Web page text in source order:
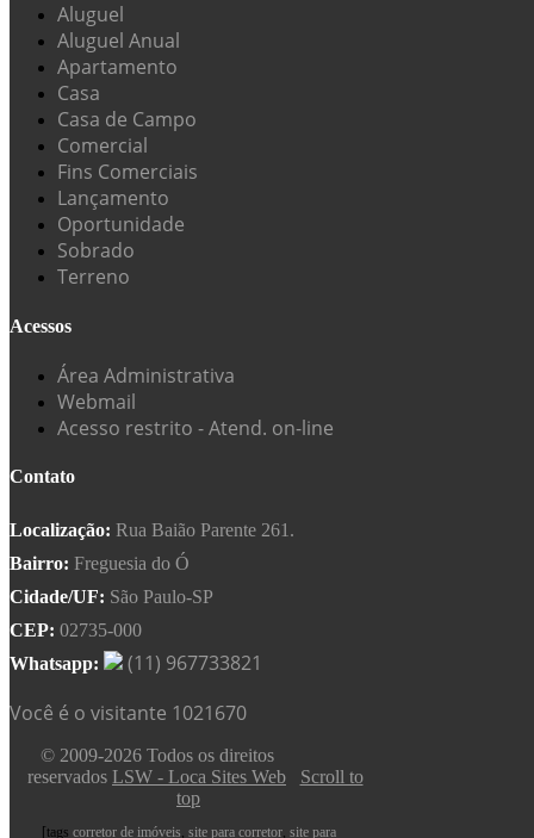
Aluguel
Aluguel Anual
Apartamento
Casa
Casa de Campo
Comercial
Fins Comerciais
Lançamento
Oportunidade
Sobrado
Terreno
Acessos
Área Administrativa
Webmail
Acesso restrito - Atend. on-line
Contato
Localização: Rua Baião Parente 261.
Bairro: Freguesia do Ó
Cidade/UF: São Paulo-SP
CEP: 02735-000
Whatsapp:
(11) 967733821
Você é o visitante 1021670
© 2009-2026 Todos os direitos
reservados LSW - Loca Sites Web
Scroll to
top
[tags corretor de imóveis site para corretor, site para